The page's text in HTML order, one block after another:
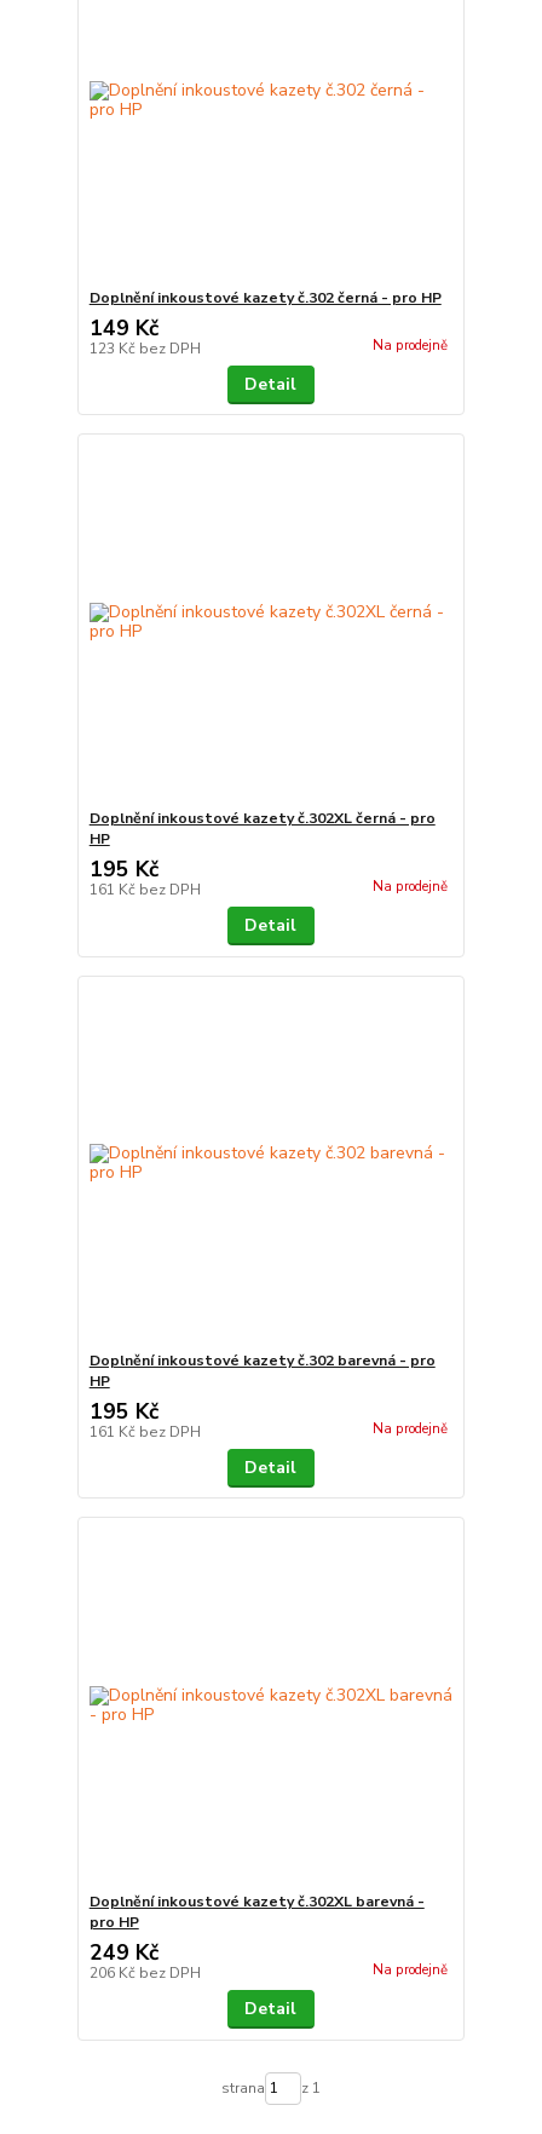
Doplnění inkoustové kazety č.302 černá - pro HP
149 Kč
123 Kč bez DPH Na prodejně
Detail
Doplnění inkoustové kazety č.302XL černá - pro
HP
195 Kč
161 Kč bez DPH Na prodejně
Detail
Doplnění inkoustové kazety č.302 barevná - pro
HP
195 Kč
161 Kč bez DPH Na prodejně
Detail
Doplnění inkoustové kazety č.302XL barevná -
pro HP
249 Kč
206 Kč bez DPH Na prodejně
Detail
strana z 1